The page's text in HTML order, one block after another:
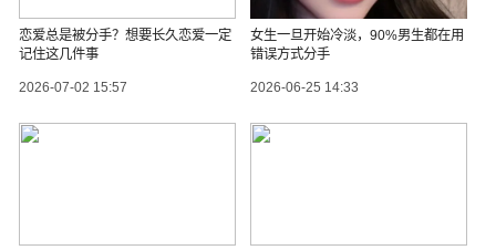
恋爱总是被分手？想要长久恋爱一定
记住这几件事
2026-07-02 15:57
女生一旦开始冷淡，90%男生都在用
错误方式分手
2026-06-25 14:33